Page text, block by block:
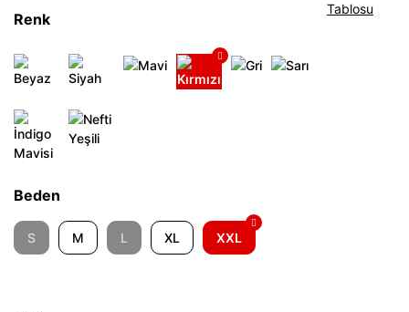
Renk
Beden
S M L XL XXL
Tablosu